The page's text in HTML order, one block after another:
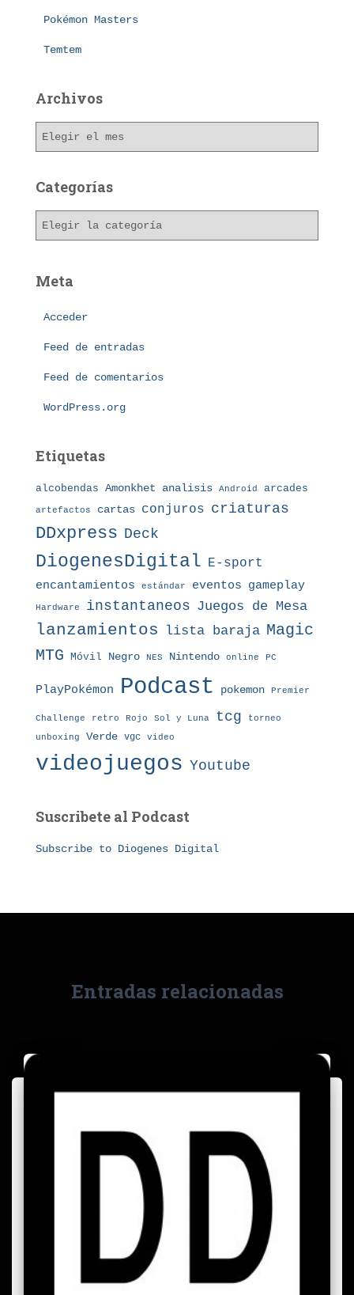
Pokémon Masters
Temtem
Archivos
h
Categorías
g
Meta
Acceder
Feed de entradas
Feed de comentarios
WordPress.org
Etiquetas
alcobendas Amonkhet analisis Android arcades
artefactos cartas conjuros criaturas
DDxpress Deck
DiogenesDigital E-sport
encantamientos estándar eventos gameplay
Hardware instantaneos Juegos de Mesa
lanzamientos lista baraja Magic
MTG Móvil Negro NES Nintendo online PC
PlayPokémon Podcast pokemon Premier
Challenge retro Rojo Sol y Luna tcg torneo
unboxing Verde vgc video
videojuegos Youtube
Suscribete al Podcast
Subscribe to Diogenes Digital
Entradas relacionadas